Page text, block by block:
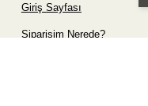
Giriş Sayfası
Siparişim Nerede?